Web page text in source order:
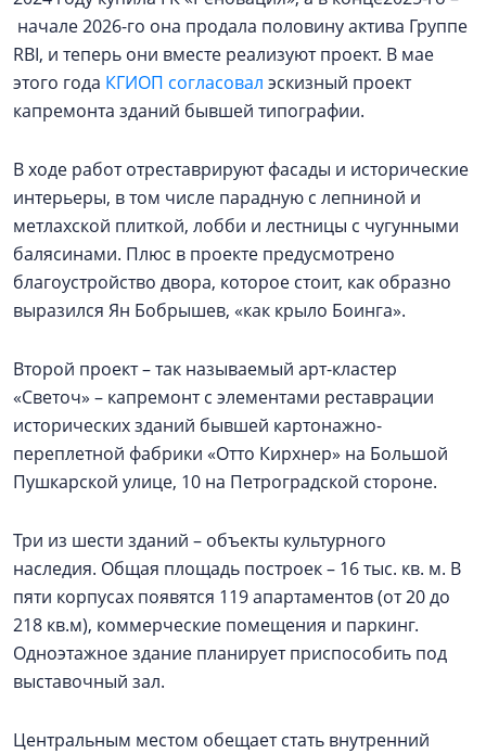
начале 2026-го она продала половину актива Группе
RBI, и теперь они вместе реализуют проект. В мае
этого года КГИОП согласовал эскизный проект
капремонта зданий бывшей типографии.
В ходе работ отреставрируют фасады и исторические
интерьеры, в том числе парадную с лепниной и
метлахской плиткой, лобби и лестницы с чугунными
балясинами. Плюс в проекте предусмотрено
благоустройство двора, которое стоит, как образно
выразился Ян Бобрышев, «как крыло Боинга».
Второй проект – так называемый арт-кластер
«Светоч» – капремонт с элементами реставрации
исторических зданий бывшей картонажно-
переплетной фабрики «Отто Кирхнер» на Большой
Пушкарской улице, 10 на Петроградской стороне.
Три из шести зданий – объекты культурного
наследия. Общая площадь построек – 16 тыс. кв. м. В
пяти корпусах появятся 119 апартаментов (от 20 до
218 кв.м), коммерческие помещения и паркинг.
Одноэтажное здание планирует приспособить под
выставочный зал.
Центральным местом обещает стать внутренний